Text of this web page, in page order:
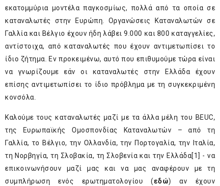
εκατομμύρια μοντέλα παγκοσμίως, πολλά από τα οποία σε
καταναλωτές στην Ευρώπη. Οργανώσεις Καταναλωτών σε
Γαλλία και Βέλγιο έχουν ήδη λάβει 9.000 και 800 καταγγελίες,
αντίστοιχα, από καταναλωτές που έχουν αντιμετωπίσει το
ίδιο ζήτημα. Εν προκειμένω, αυτό που επιθυμούμε τώρα είναι
να γνωρίζουμε εάν οι καταναλωτές στην Ελλάδα έχουν
επίσης αντιμετωπίσει το ίδιο πρόβλημα με τη συγκεκριμένη
κονσόλα.
Καλούμε τους καταναλωτές μαζί με τα άλλα μέλη του BEUC,
της Ευρωπαϊκής Ομοσπονδίας Καταναλωτών – από τη
Γαλλία, το Βέλγιο, την Ολλανδία, την Πορτογαλία, την Ιταλία,
τη Νορβηγία, τη Σλοβακία, τη Σλοβενία και την Ελλάδα[1] - να
επικοινωνήσουν μαζί μας και να μας αναφέρουν με τη
συμπλήρωση ενός ερωτηματολογίου (εδώ) αν έχουν